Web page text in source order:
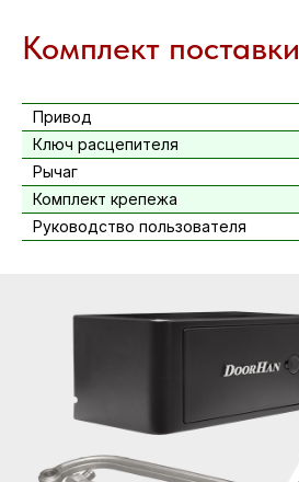
Комплект поставки
Привод
Ключ расцепителя
Рычаг
Комплект крепежа
Руководство пользователя